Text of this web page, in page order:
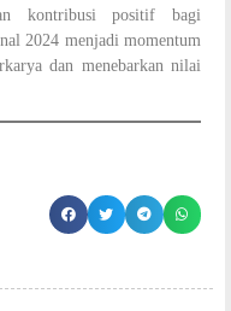
kontribusi positif bagi
2024 menjadi momentum
dan menebarkan nilai